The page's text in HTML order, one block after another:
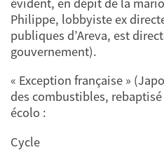
Philippe, lobbyiste ex
publiques d’Areva, est
gouvernement).
« Exception française »
des combustibles,
écolo :
Cycle